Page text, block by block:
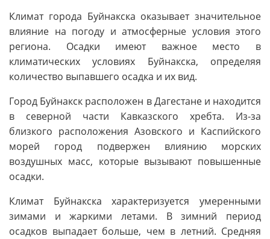
Климат города Буйнакска оказывает значительное
влияние на погоду и атмосферные условия этого
региона. Осадки имеют важное место в
климатических условиях Буйнакска, определяя
количество выпавшего осадка и их вид.
Город Буйнакск расположен в Дагестане и находится
в северной части Кавказского хребта. Из-за
близкого расположения Азовского и Каспийского
морей город подвержен влиянию морских
воздушных масс, которые вызывают повышенные
осадки.
Климат Буйнакска характеризуется умеренными
зимами и жаркими летами. В зимний период
осадков выпадает больше, чем в летний. Средняя